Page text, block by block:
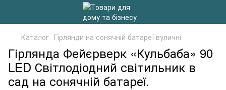
Каталог Гірлянди на сонячній батареї вуличні
Гірлянда Фейєрверк «Кульбаба» 90
LED Світлодіодний світильник в
сад на сонячній батареї.